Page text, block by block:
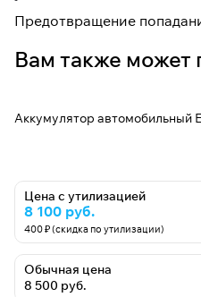
Предотвращение
Вам также может
Аккумулятор автомобильный
Цена с утилизацией
8 100 руб.
400 ₽ (скидка по утилизации)
Обычная цена
8 500 руб.